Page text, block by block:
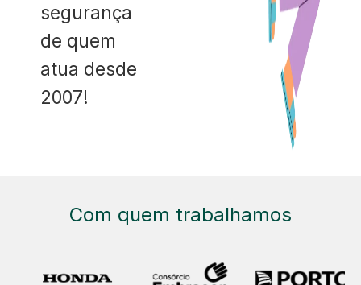
segurança
de quem
atua desde
2007!
Com quem trabalhamos